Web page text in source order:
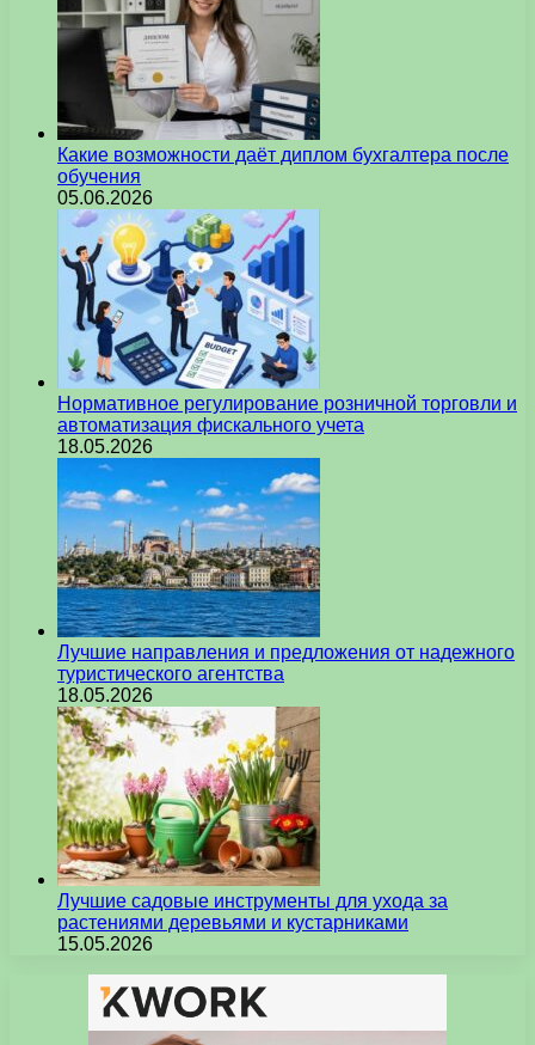
Какие возможности даёт диплом бухгалтера после
обучения
05.06.2026
Нормативное регулирование розничной торговли и
автоматизация фискального учета
18.05.2026
Лучшие направления и предложения от надежного
туристического агентства
18.05.2026
Лучшие садовые инструменты для ухода за
растениями деревьями и кустарниками
15.05.2026